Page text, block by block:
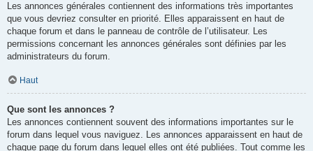
Les annonces générales contiennent des informations très importantes
que vous devriez consulter en priorité. Elles apparaissent en haut de
chaque forum et dans le panneau de contrôle de l’utilisateur. Les
permissions concernant les annonces générales sont définies par les
administrateurs du forum.
Haut
Que sont les annonces ?
Les annonces contiennent souvent des informations importantes sur le
forum dans lequel vous naviguez. Les annonces apparaissent en haut de
chaque page du forum dans lequel elles ont été publiées. Tout comme les